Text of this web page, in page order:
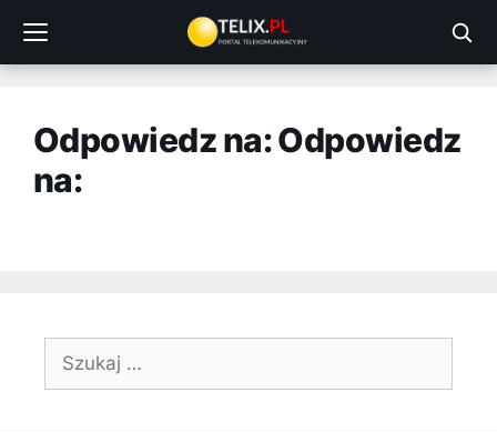
treści
Odpowiedz na: Odpowiedz
na:
Szukaj: